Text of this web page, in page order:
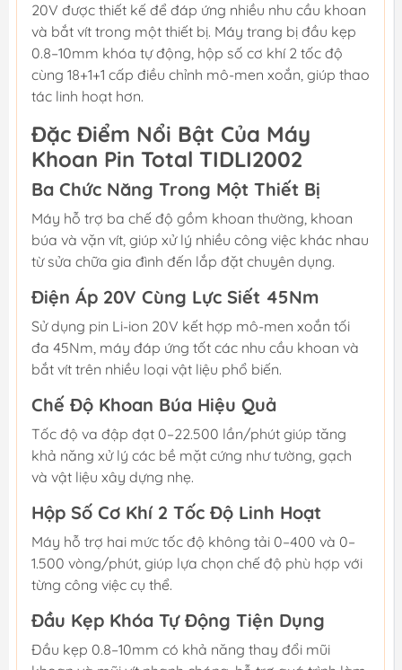
20V được thiết kế để đáp ứng nhiều nhu cầu khoan
và bắt vít trong một thiết bị. Máy trang bị đầu kẹp
0.8–10mm khóa tự động, hộp số cơ khí 2 tốc độ
cùng 18+1+1 cấp điều chỉnh mô-men xoắn, giúp thao
tác linh hoạt hơn.
Đặc Điểm Nổi Bật Của Máy
Khoan Pin Total TIDLI2002
Ba Chức Năng Trong Một Thiết Bị
Máy hỗ trợ ba chế độ gồm khoan thường, khoan
búa và vặn vít, giúp xử lý nhiều công việc khác nhau
từ sửa chữa gia đình đến lắp đặt chuyên dụng.
Điện Áp 20V Cùng Lực Siết 45Nm
Sử dụng pin Li-ion 20V kết hợp mô-men xoắn tối
đa 45Nm, máy đáp ứng tốt các nhu cầu khoan và
bắt vít trên nhiều loại vật liệu phổ biến.
Chế Độ Khoan Búa Hiệu Quả
Tốc độ va đập đạt 0–22.500 lần/phút giúp tăng
khả năng xử lý các bề mặt cứng như tường, gạch
và vật liệu xây dựng nhẹ.
Hộp Số Cơ Khí 2 Tốc Độ Linh Hoạt
Máy hỗ trợ hai mức tốc độ không tải 0–400 và 0–
1.500 vòng/phút, giúp lựa chọn chế độ phù hợp với
từng công việc cụ thể.
Đầu Kẹp Khóa Tự Động Tiện Dụng
Đầu kẹp 0.8–10mm có khả năng thay đổi mũi